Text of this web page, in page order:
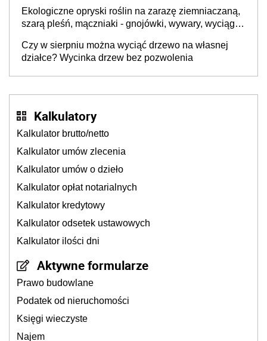
Ekologiczne opryski roślin na zarazę ziemniaczaną,
szarą pleśń, mączniaki - gnojówki, wywary, wyciągi.
Czy w sierpniu można wyciąć drzewo na własnej
działce? Wycinka drzew bez pozwolenia
Kalkulatory
Kalkulator brutto/netto
Kalkulator umów zlecenia
Kalkulator umów o dzieło
Kalkulator opłat notarialnych
Kalkulator kredytowy
Kalkulator odsetek ustawowych
Kalkulator ilości dni
Aktywne formularze
Prawo budowlane
Podatek od nieruchomości
Księgi wieczyste
Najem